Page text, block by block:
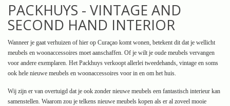
PACKHUYS - VINTAGE AND
SECOND HAND INTERIOR
Wanneer je gaat verhuizen of hier op Curaçao komt wonen, betekent dit dat je wellicht
meubels en woonaccessoires moet aanschaffen. Of je wilt je oude meubels vervangen
voor andere exemplaren. Het Packhuys verkoopt allerlei tweedehands, vintage en soms
ook hele nieuwe meubels en woonaccessoires voor in en om het huis.
Wij zijn er van overtuigd dat je ook zonder nieuwe meubels een fantastisch interieur kan
samenstellen. Waarom zou je telkens nieuwe meubels kopen als er al zoveel mooie